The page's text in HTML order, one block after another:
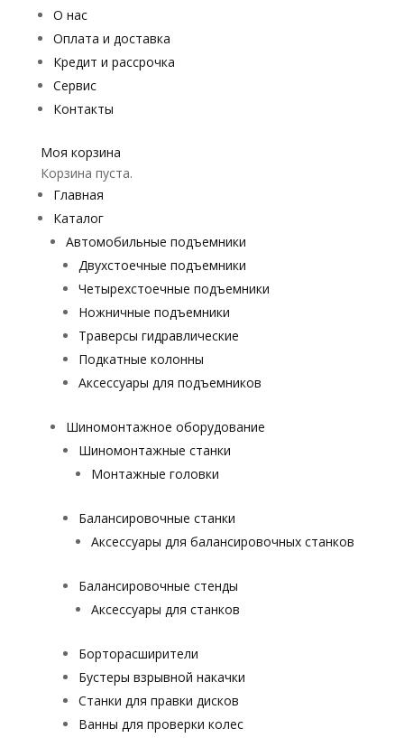
О нас
Оплата и доставка
Кредит и рассрочка
Сервис
Контакты
Моя корзина
Корзина пуста.
Главная
Каталог
Автомобильные подъемники
Двухстоечные подъемники
Четырехстоечные подъемники
Ножничные подъемники
Траверсы гидравлические
Подкатные колонны
Аксессуары для подъемников
Шиномонтажное оборудование
Шиномонтажные станки
Монтажные головки
Балансировочные станки
Аксессуары для балансировочных станков
Балансировочные стенды
Аксессуары для станков
Борторасширители
Бустеры взрывной накачки
Станки для правки дисков
Ванны для проверки колес